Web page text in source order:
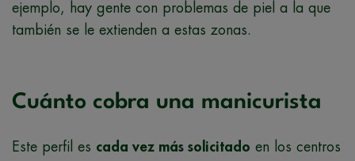
ejemplo, hay gente con problemas de piel a la que
también se le extienden a estas zonas.
Cuánto cobra una manicurista
Este perfil es cada vez más solicitado en los centros